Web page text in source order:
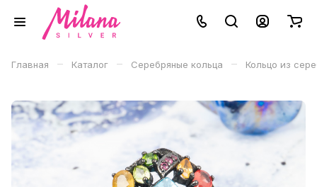
Главная – Каталог – Серебряные кольца – Кольцо из